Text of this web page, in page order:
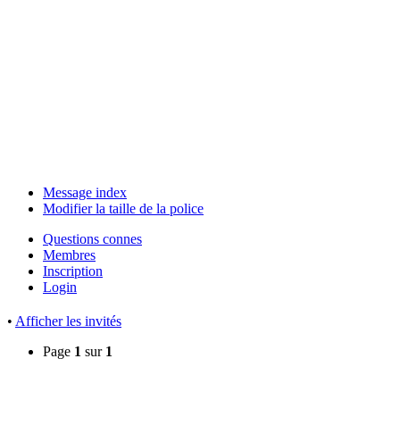
Message index
Modifier la taille de la police
Questions connes
Membres
Inscription
Login
• Afficher les invités
Page 1 sur 1